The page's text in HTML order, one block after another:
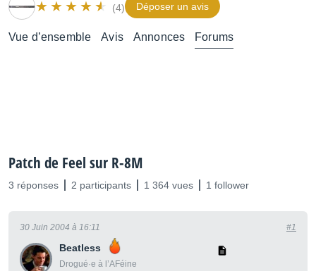
(4) Déposer un avis
Vue d’ensemble Avis Annonces Forums
Patch de Feel sur R-8M
3 réponses 2 participants 1 364 vues 1 follower
Beatless
Drogué·e à l’AFéine
30 Juin 2004 à 16:11 #1